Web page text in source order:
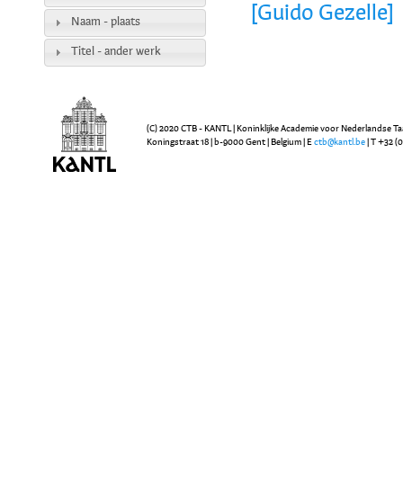
[Guido Gezelle]
Naam - plaats
Titel - ander werk
(C) 2020 CTB - KANTL | Koninklijke Academie voor Nederlandse
Koningstraat 18 | b-9000 Gent | Belgium | E ctb@kantl.be | T +32